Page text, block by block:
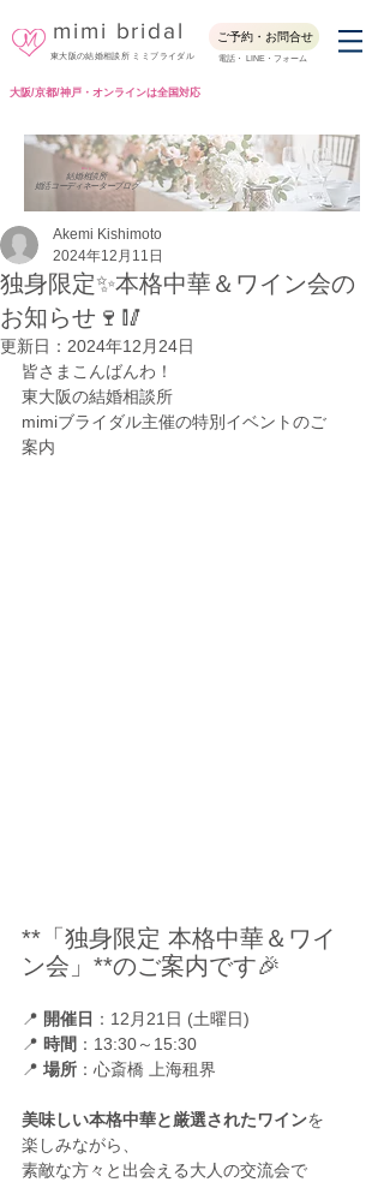
東大阪の結婚相談所 ミミブライダル
mimi bridal ご予約・お問合せ
電話・ LINE・フォーム
大阪/京都/神戸・オンラインは全国対応
結婚相談所
婚活コーディネーターブログ
Blog
独身限定✨本格中華＆ワイン会の
お知らせ🍷🥢
Akemi Kishimoto
2024年12月11日
更新日： 2024年12月24日
皆さまこんばんわ！
東大阪の結婚相談所
mimiブライダル主催の特別イベントのご
案内
**「独身限定 本格中華＆ワイ
ン会」**のご案内です🎉
📍 開催日 ：12月21日 (土曜日)
📍 時間 ：13:30～15:30
📍 場所 ：心斎橋 上海租界
美味しい本格中華と厳選されたワインを
楽しみながら、
素敵な方々と出会える大人の交流会で